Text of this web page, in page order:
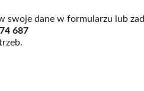
swoje dane w formularzu lub
687